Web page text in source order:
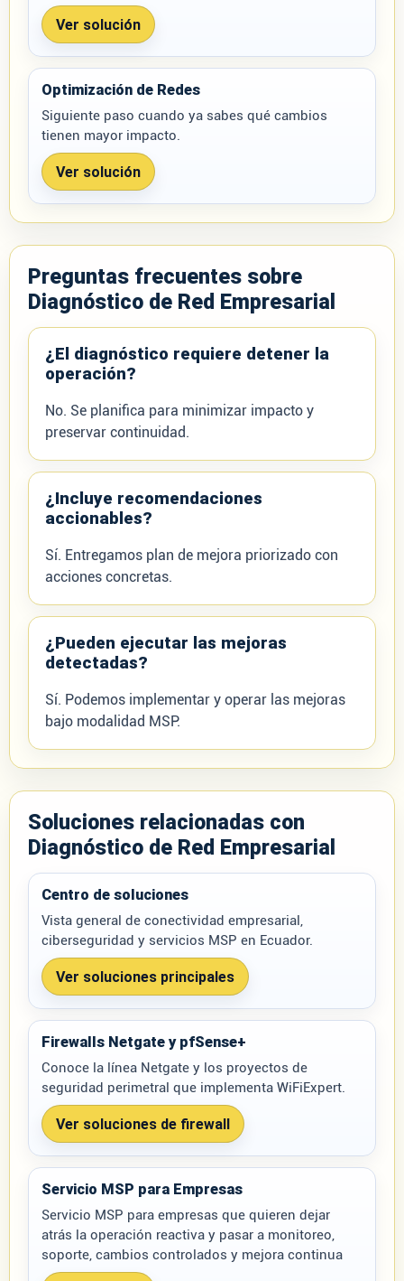
Ver solución
Optimización de Redes
Siguiente paso cuando ya sabes qué cambios
tienen mayor impacto.
Ver solución
Preguntas frecuentes sobre
Diagnóstico de Red Empresarial
¿El diagnóstico requiere detener la
operación?
No. Se planifica para minimizar impacto y
preservar continuidad.
¿Incluye recomendaciones
accionables?
Sí. Entregamos plan de mejora priorizado con
acciones concretas.
¿Pueden ejecutar las mejoras
detectadas?
Sí. Podemos implementar y operar las mejoras
bajo modalidad MSP.
Soluciones relacionadas con
Diagnóstico de Red Empresarial
Centro de soluciones
Vista general de conectividad empresarial,
ciberseguridad y servicios MSP en Ecuador.
Ver soluciones principales
Firewalls Netgate y pfSense+
Conoce la línea Netgate y los proyectos de
seguridad perimetral que implementa WiFiExpert.
Ver soluciones de firewall
Servicio MSP para Empresas
Servicio MSP para empresas que quieren dejar
atrás la operación reactiva y pasar a monitoreo,
soporte, cambios controlados y mejora continua